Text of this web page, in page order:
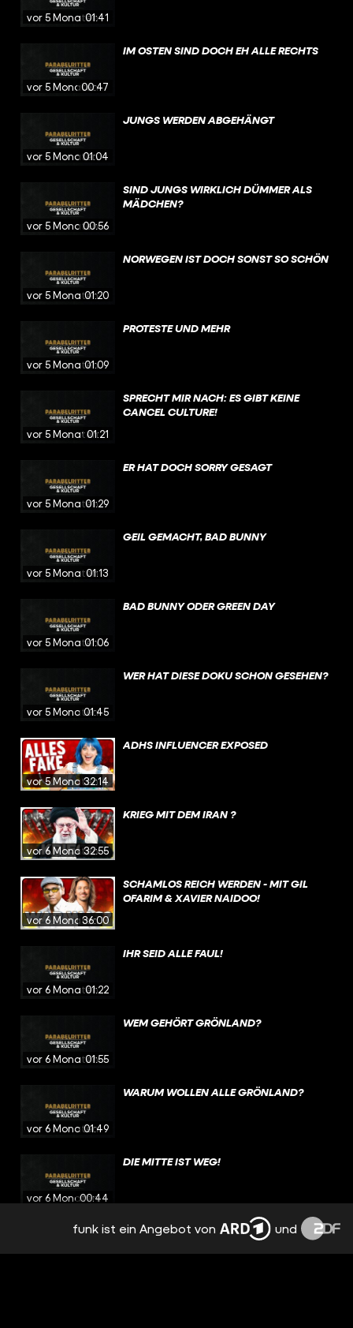
vor 5 Monaten01:41
vor 5 Monaten
00:47
IM OSTEN SIND DOCH EH ALLE RECHTS
vor 5 Monaten
01:04
JUNGS WERDEN ABGEHÄNGT
vor 5 Monaten
00:56
SIND JUNGS WIRKLICH DÜMMER ALS
MÄDCHEN?
vor 5 Monaten
01:20
NORWEGEN IST DOCH SONST SO SCHÖN
vor 5 Monaten
01:09
PROTESTE UND MEHR
vor 5 Monaten01:21
SPRECHT MIR NACH: ES GIBT KEINE
CANCEL CULTURE!
vor 5 Monaten01:29
ER HAT DOCH SORRY GESAGT
vor 5 Monaten01:13
GEIL GEMACHT, BAD BUNNY
vor 5 Monaten
01:06
BAD BUNNY ODER GREEN DAY
vor 5 Monaten
01:45
WER HAT DIESE DOKU SCHON GESEHEN?
vor 5 Monaten
32:14
ADHS INFLUENCER EXPOSED
vor 6 Monaten
32:55
KRIEG MIT DEM IRAN ?
vor 6 Monaten
36:00
SCHAMLOS REICH WERDEN - MIT GIL
OFARIM & XAVIER NAIDOO!
vor 6 Monaten01:22
IHR SEID ALLE FAUL!
vor 6 Monaten01:55
WEM GEHÖRT GRÖNLAND?
vor 6 Monaten
01:49
WARUM WOLLEN ALLE GRÖNLAND?
vor 6 Monaten
00:44
DIE MITTE IST WEG!
2026 IS BACK
funk ist ein Angebot von und